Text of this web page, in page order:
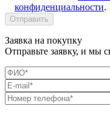
конфиденциальности.
Заявка на покупку
Отправьте заявку, и мы